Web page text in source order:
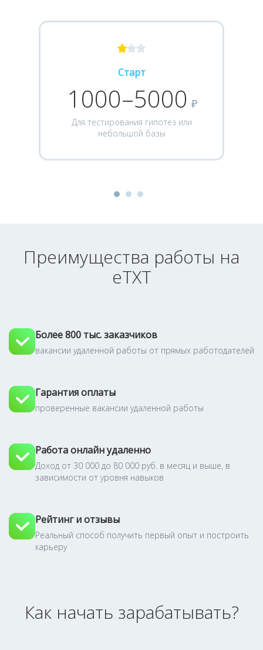
Старт
1000–5000 ₽
Для тестирования гипотез или
небольшой базы
Преимущества работы на
eTXT
Более 800 тыс. заказчиков
вакансии удаленной работы от прямых работодателей
Гарантия оплаты
проверенные вакансии удаленной работы
Работа онлайн удаленно
Доход от 30 000 до 80 000 руб. в месяц и выше, в
зависимости от уровня навыков
Рейтинг и отзывы
Реальный способ получить первый опыт и построить
карьеру
Как начать зарабатывать?